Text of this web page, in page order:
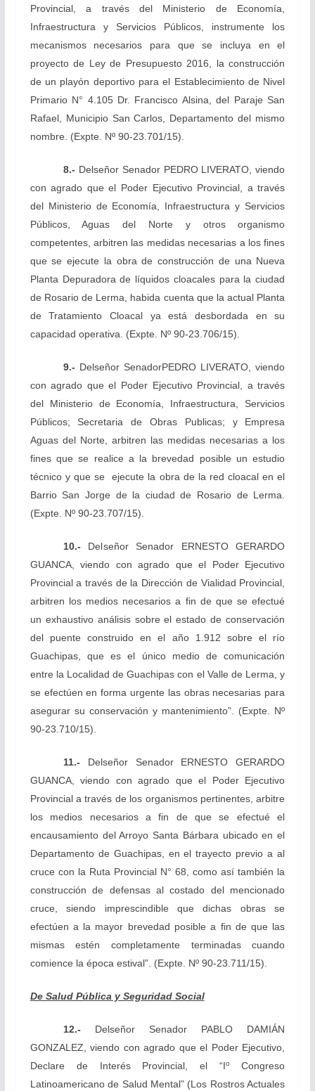
Provincial, a través del Ministerio de Economía,
Infraestructura y Servicios Públicos, instrumente los
mecanismos necesarios para que se incluya en el
proyecto de Ley de Presupuesto 2016, la construcción
de un playón deportivo para el Establecimiento de Nivel
Primario N° 4.105 Dr. Francisco Alsina, del Paraje San
Rafael, Municipio San Carlos, Departamento del mismo
nombre. (Expte. Nº 90-23.701/15).
8.- Delseñor Senador PEDRO LIVERATO, viendo
con agrado que el Poder Ejecutivo Provincial, a través
del Ministerio de Economía, Infraestructura y Servicios
Públicos, Aguas del Norte y otros organismo
competentes, arbitren las medidas necesarias a los fines
que se ejecute la obra de construcción de una Nueva
Planta Depuradora de líquidos cloacales para la ciudad
de Rosario de Lerma, habida cuenta que la actual Planta
de Tratamiento Cloacal ya está desbordada en su
capacidad operativa. (Expte. Nº 90-23.706/15).
9.- Delseñor SenadorPEDRO LIVERATO, viendo
con agrado que el Poder Ejecutivo Provincial, a través
del Ministerio de Economía, Infraestructura, Servicios
Públicos; Secretaria de Obras Publicas; y Empresa
Aguas del Norte, arbitren las medidas necesarias a los
fines que se realice a la brevedad posible un estudio
técnico y que se ejecute la obra de la red cloacal en el
Barrio San Jorge de la ciudad de Rosario de Lerma
(Expte. Nº 90-23.707/15).
10.- Delseñor Senador ERNESTO GERARDO
GUANCA, viendo con agrado que el Poder Ejecutivo
Provincial a través de la Dirección de Vialidad Provincial,
arbitren los medios necesarios a fin de que se efectué
un exhaustivo análisis sobre el estado de conservación
del puente construido en el año 1.912 sobre el río
Guachipas, que es el único medio de comunicación
entre la Localidad de Guachipas con el Valle de Lerma, y
se efectúen en forma urgente las obras necesarias para
asegurar su conservación y mantenimiento”. (Expte. Nº
90-23.710/15).
11.- Delseñor Senador ERNESTO GERARDO
GUANCA, viendo con agrado que el Poder Ejecutivo
Provincial a través de los organismos pertinentes, arbitre
los medios necesarios a fin de que se efectué el
encausamiento del Arroyo Santa Bárbara ubicado en el
Departamento de Guachipas, en el trayecto previo a al
cruce con la Ruta Provincial N° 68, como así también la
construcción de defensas al costado del mencionado
cruce, siendo imprescindible que dichas obras se
efectúen a la mayor brevedad posible a fin de que las
mismas estén completamente terminadas cuando
comience la época estival”. (Expte. Nº 90-23.711/15).
De Salud Pública y Seguridad Social
12.- Delseñor Senador PABLO DAMIÁN
GONZALEZ, viendo con agrado que el Poder Ejecutivo,
Declare de Interés Provincial, el “Io Congreso
Latinoamericano de Salud Mental” (Los Rostros Actuales